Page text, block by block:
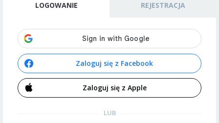
LOGOWANIE REJESTRACJA
Zaloguj się z Facebook
Zaloguj się z Apple
LUB